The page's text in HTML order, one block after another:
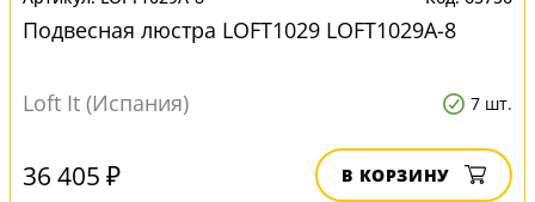
Подвесная люстра LOFT1029 LOFT1029A-8
Loft It (Испания) 7 шт.
36 405 ₽ В КОРЗИНУ